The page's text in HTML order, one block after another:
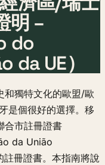
明 –
do
da UE）
和獨特文化的歐盟/歐
是個很好的選擇。移
合市註冊證書
da União
冊證書。本指南將說